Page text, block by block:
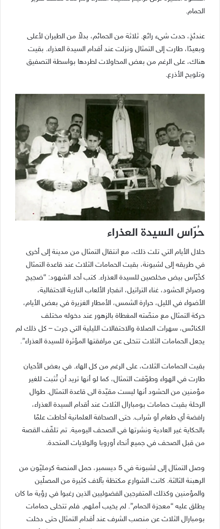
الحمام.
عندئذٍ، حدث شيء رائع. ثلاثة من الحمائم، بدلاً من الطيران لأعلى
وبعيدًا، طارت إلى التمثال ونزلت عند أقدام السيدة العذراء. بقيت
هناك، على الرغم من بعض المحاولات لطردها بواسطة التصفيق
وتلويح الأذرع.
حُرّاس السيدة العذراء
خلال الأيام التي تلت ذلك، مع انتقال التمثال من مدينة إلى أخرى
في طريقه إلى لشبونة، بقيت الحمامات الثلاث عند قاعدة التمثال
كحُرّاس بيض مخلصين للسيدة العذراء. كتب أحد الشهود: “ضجيج
وصراخ الحشود، غناء التراتيل، انفجار الألعاب النارية الاحتفالية،
الأضواء في الليل، حرارة الشمس، الأمطار الغزيرة في بعض الأيام،
حركة التمثال مع منصّته المغطاة بالزهور عند دخوله مختلف
الكنائس، سهرات الصلاة والاحتفالات الليلية التي جرت – كل ذلك لم
يجعل الحمامات الثلاث تتخلى عن مرافقتها المؤثرة للسيدة العذراء”.
بقيت الحمامات الثلاث، على الرغم من كل الهاء. في بعض الأحيان
طارت في الهواء وطوّقت التمثال، كما لو أنها تريد أن تُثبت للغير
مؤمنين من الحشود أنها ليست مقيّدة الى قاعدة التمثال. طوال
الرحلة بقيت حمامات بومبارال الثلاث عند أقدام السيدة العذراء،
رافضة أي طعام أو شراب. حتى الصحافة العلمانية أحاطت علمًا
بالحكاية غير العادية ونشرتها في الصحف اليومية. تم تلقّف القصة
من قبل الصحف في جميع أنحاء أوروبا والولايات المتحدة.
وصل التمثال إلى لشبونة في 5 ديسمبر، حمل المنصة كرمليّون من
الرهبنة الثالثة. كانت الشوارع مكتظة بآلاف كثيرة من المصلّين
والمؤمنين وكذلك المتفرجين الفضوليين الذين رغبوا في رؤية ما كان
يطلق عليه “معجزة الحمام”. لم يخيب أملهم. فلم تتخلى حمامات
بومبارال الثلاث عن منصب الشرف عند أقدام التمثال حتى دخلت